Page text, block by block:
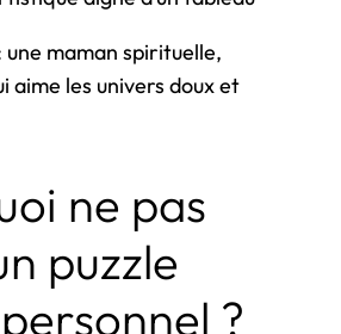
une maman spirituelle,
aime les univers doux et
ne pas
puzzle
?